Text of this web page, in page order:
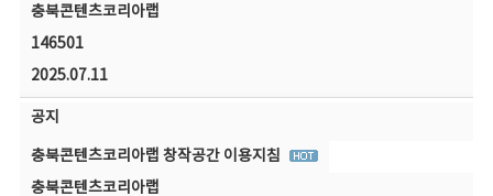
충북콘텐츠코리아랩
146501
2025.07.11
공지
충북콘텐츠코리아랩 창작공간 이용지침
충북콘텐츠코리아랩